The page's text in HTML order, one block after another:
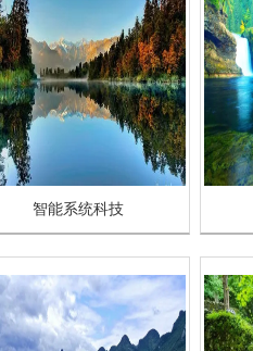
智能系统科技